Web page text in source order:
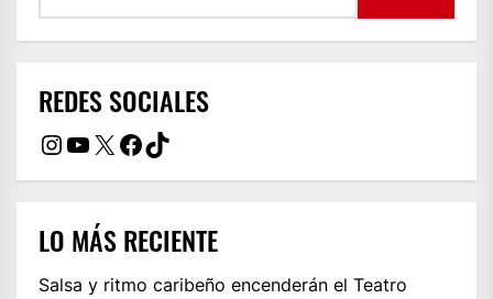
REDES SOCIALES
Instagram
YouTube
X Facebook
TikTok
LO MÁS RECIENTE
Salsa y ritmo caribeño encenderán el Teatro